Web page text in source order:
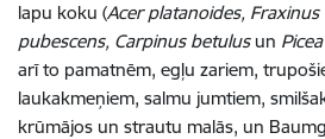
lapu koku (Acer platanoides,
pubescens, Carpinus betulusun
arī to pamatnēm, egļu zariem,
laukakmeņiem, salmu jumtiem,
krūmājos un strautu malās, un